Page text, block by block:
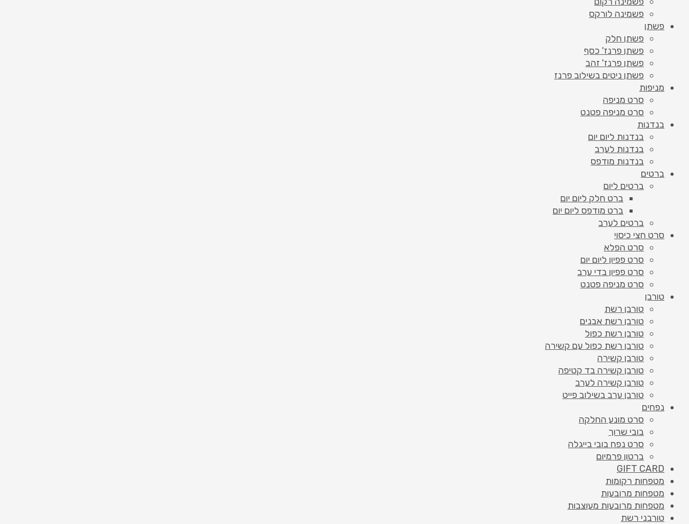
פשמינה לורקס
פשתן
פשתן חלק
פשתן פרנז' כסף
פשתן פרנז' זהב
פשתן ניטים בשילוב פרנז
מניפות
סרט מניפה
סרט מניפה פטנט
בנדנות
בנדנות ליום יום
בנדנות לערב
בנדנות מודפס
ברטים
ברטים ליום
ברט חלק ליום יום
ברט מודפס ליום יום
ברטים לערב
סרט חצי כיסוי
סרט הפלא
סרט פפיון ליום יום
סרט פפיון בדי ערב
סרט מניפה פטנט
טורבן
טורבן רשת
טורבן רשת אבנים
טורבן רשת כפול
טורבן רשת כפול עם קשירה
טורבן קשירה
טורבן קשירה בד קטיפה
טורבן קשירה לערב
טורבן ערב בשילוב פייט
נפחים
סרט מונע החלקה
בובי שרוך
סרט נפח בובי בייגלה
ברטון פרמיום
GIFT CARD
מטפחות רקומות
מטפחות מרובעות
מטפחות מרובעות מעוצבות
טורבני רשת